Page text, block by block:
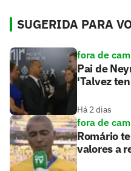
SUGERIDA PARA
fora de
Pai de
'Talvez
Há 2 dias
fora de
Romário
valores a